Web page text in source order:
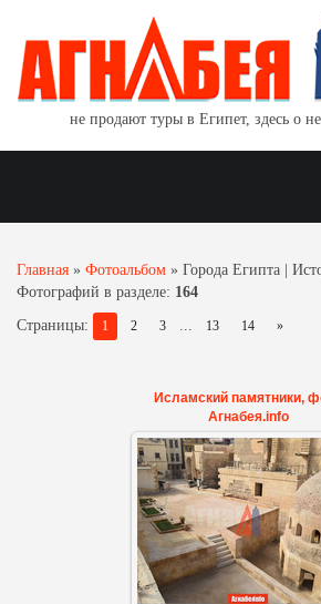
не продают туры в Египет, здесь о
Главная » Фотоальбом » Города Египта |
Фотографий в разделе: 164
Страницы: 1 2 3 ... 13 14 »
Исламский памятники,
Агнабея.info
21 Сен 25
фото Агнабея.info
Агнабеяinfo